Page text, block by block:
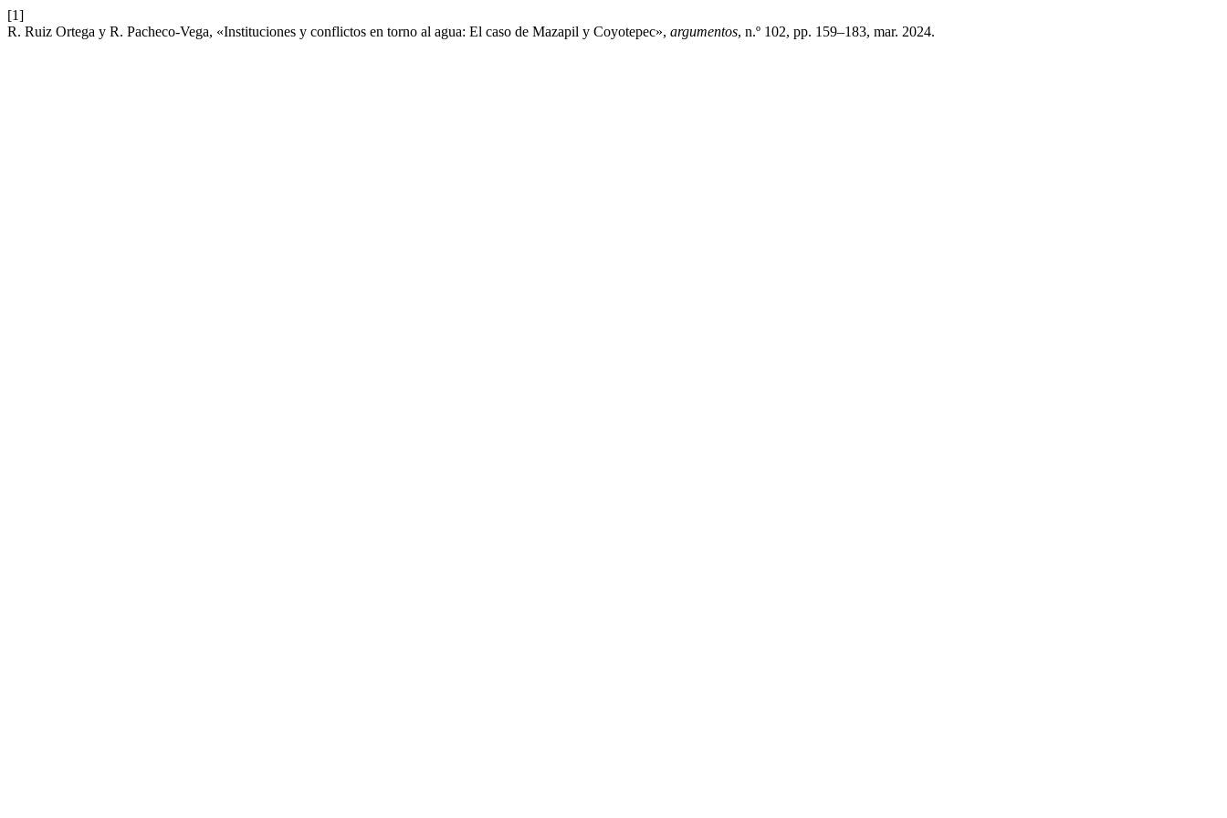
[1]
R. Ruiz Ortega y R. Pacheco-Vega, «Instituciones y conflictos en torno al agua: El caso de Mazapil y Coyotepec», argumentos, n.º 102, pp. 159–183, mar. 2024.